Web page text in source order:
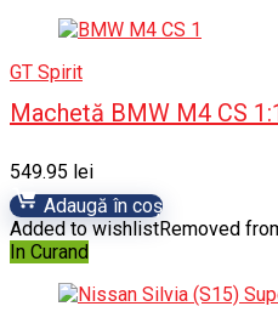
GT Spirit
Machetă BMW M4 CS
549.95 lei
Adaugă în coș
Added to wishlistRemoved
In Curand